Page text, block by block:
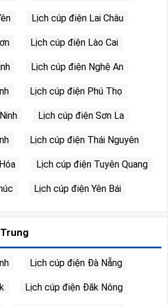
Lịch cúp điện Lai Châu
Lịch cúp điện Lào Cai
Lịch cúp điện Nghệ An
Lịch cúp điện Phú Thọ
Lịch cúp điện Sơn La
Lịch cúp điện Thái Nguyên
Lịch cúp điện Tuyên Quang
Lịch cúp điện Yên Bái
Lịch cúp điện Đà Nẵng
Lịch cúp điện Đăk Nông